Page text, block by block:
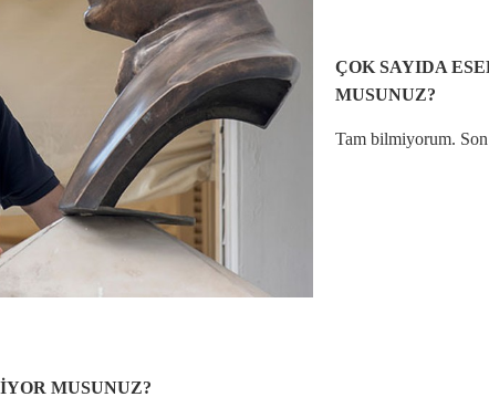
ÇOK SAYIDA
MUSUNUZ?
Tam bilmiyorum.
MUSUNUZ?